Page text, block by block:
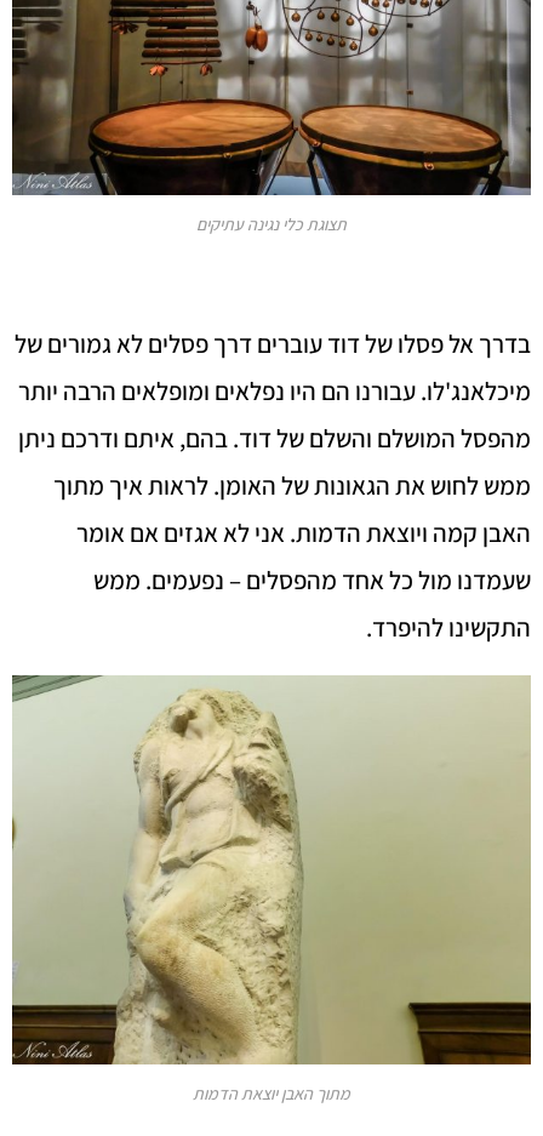
תצוגת כלי נגינה עתיקים
בדרך אל פסלו של דוד עוברים דרך פסלים לא גמורים של
מיכלאנג'לו. עבורנו הם היו נפלאים ומופלאים הרבה יותר
מהפסל המושלם והשלם של דוד. בהם, איתם ודרכם ניתן
ממש לחוש את הגאונות של האומן. לראות איך מתוך
האבן קמה ויוצאת הדמות. אני לא אגזים אם אומר
שעמדנו מול כל אחד מהפסלים – נפעמים. ממש
התקשינו להיפרד.
מתוך האבן יוצאת הדמות